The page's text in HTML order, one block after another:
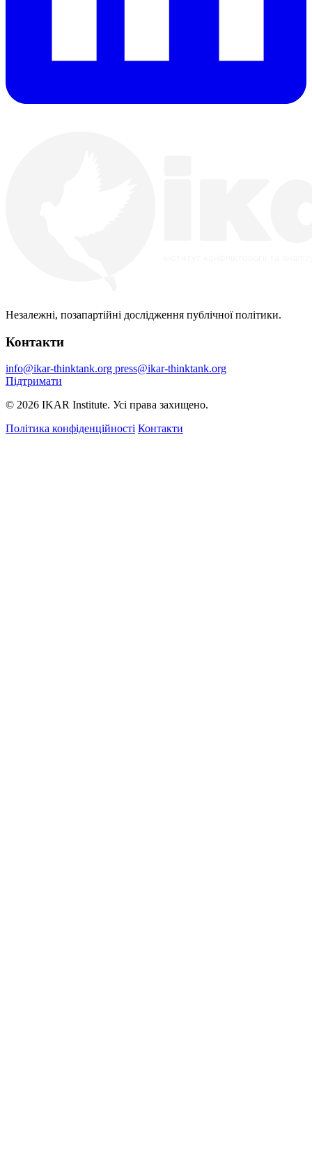
Незалежні, позапартійні дослідження публічної політики.
Контакти
info@ikar-thinktank.org press@ikar-thinktank.org
Підтримати
© 2026 IKAR Institute. Усі права захищено.
Політика конфіденційності Контакти